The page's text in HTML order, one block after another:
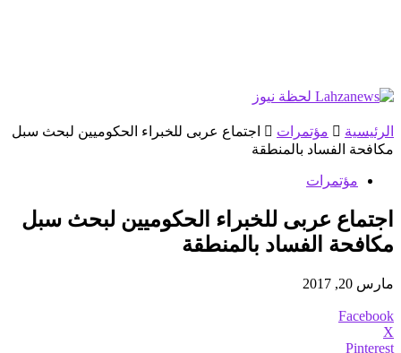
الرئيسية مؤتمرات
اجتماع عربى للخبراء الحكوميين لبحث سبل
مكافحة الفساد بالمنطقة
مؤتمرات
اجتماع عربى للخبراء الحكوميين لبحث سبل
مكافحة الفساد بالمنطقة
مارس 20, 2017
Facebook
X
Pinterest